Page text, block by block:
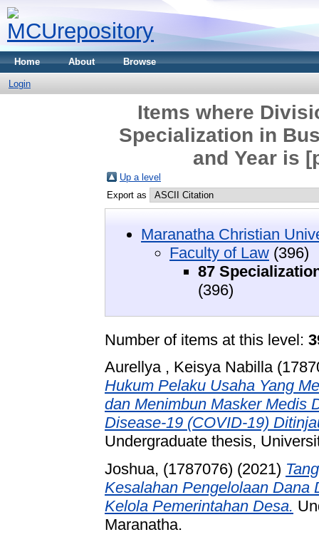
Home About Browse
Login
Items where
Specialization in
and Year is
Up a level
Export as
Maranatha Christian
Faculty of Law (396)
87
(396)
Number of items at this level:
Aurellya , Keisya Nabilla
Hukum Pelaku Usaha Yang
dan Menimbun Masker Medis
Disease-19 (COVID-19)
Undergraduate thesis,
Joshua, (1787076) (2021)
Kesalahan Pengelolaan Dana
Kelola Pemerintahan Desa.
Maranatha.